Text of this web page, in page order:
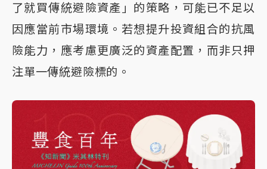
了就買傳統避險資產」的策略，可能已不足以
因應當前市場環境。若想提升投資組合的抗風
險能力，應考慮更廣泛的資產配置，而非只押
注單一傳統避險標的。